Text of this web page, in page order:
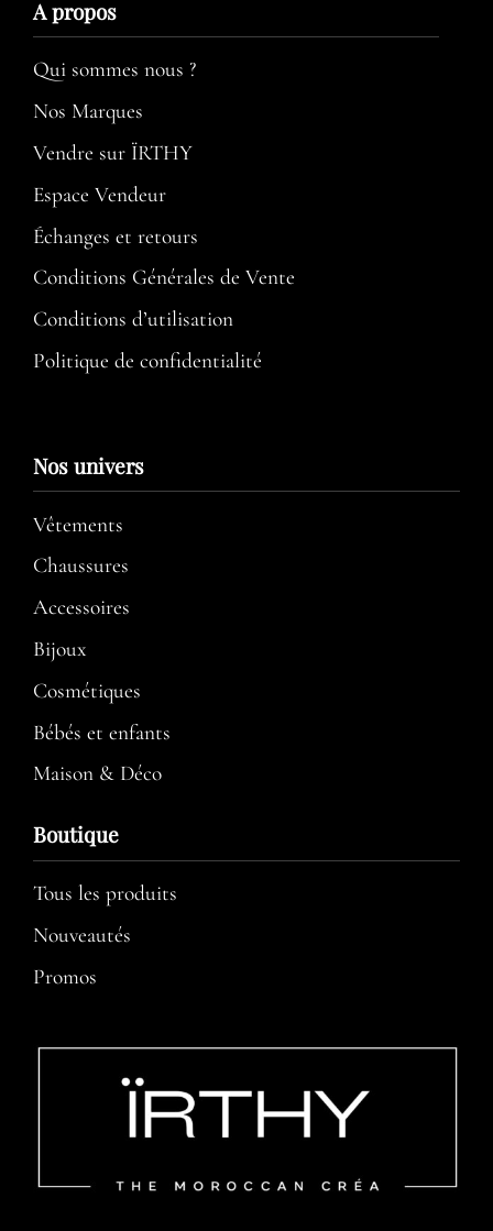
A propos​
Qui sommes nous ?
Nos Marques
Vendre sur ÏRTHY
Espace Vendeur
Échanges et retours
Conditions Générales de Vente
Conditions d’utilisation​
Politique de confidentialité
Nos univers
Vêtements
Chaussures
Accessoires
Bijoux
Cosmétiques
Bébés et enfants
Maison & Déco
Boutique
Tous les produits
Nouveautés
Promos